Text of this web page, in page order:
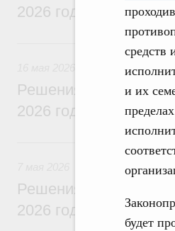
средств
и их
будет
2026 года
Решения, принятые
2026 года
Решения, принятые
2026 года